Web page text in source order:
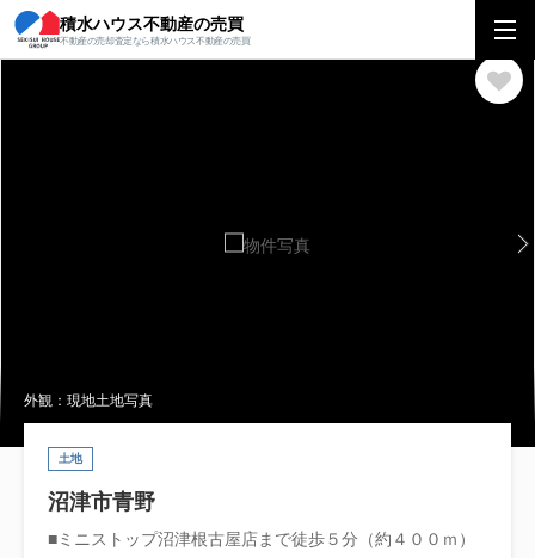
積水ハウス不動産の売買
不動産の売却査定なら積水ハウス不動産の売買
積水ハウス不動産の売買 中部エリア 沼津市
土地
沼津市青野
■ミニストップ沼津根古屋店まで徒歩５分（約４００ｍ）
外観：現地土地写真